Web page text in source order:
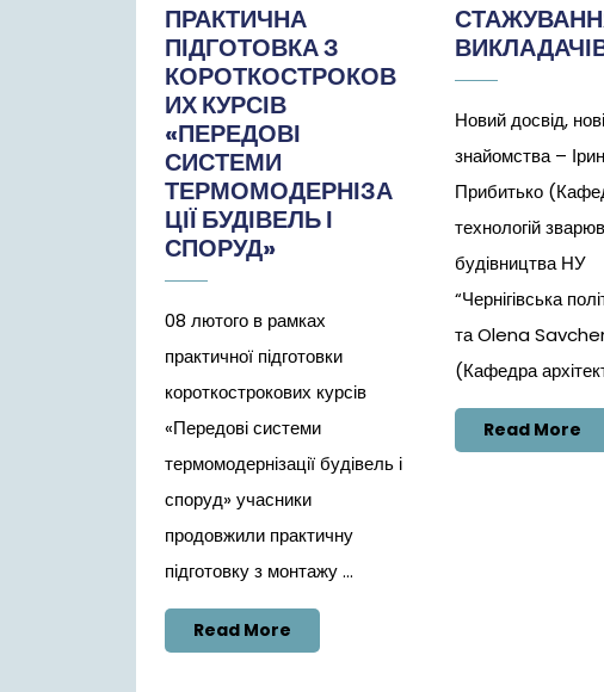
ПРАКТИЧНА
ПІДГОТОВКА З
КОРОТКОСТРОКОВ
ИХ КУРСІВ
«ПЕРЕДОВІ
СИСТЕМИ
ТЕРМОМОДЕРНІЗА
ЦІЇ БУДІВЕЛЬ І
СПОРУД»
08 лютого в рамках
практичної підготовки
короткострокових курсів
«Передові системи
термомодернізації будівель і
споруд» учасники
продовжили практичну
підготовку з монтажу ...
Read More
More
Новий досвід, нові
знайомства –
Прибитько
технологій
будівництва НУ
“Чернігівська
та Olena
(Кафедра
Read More